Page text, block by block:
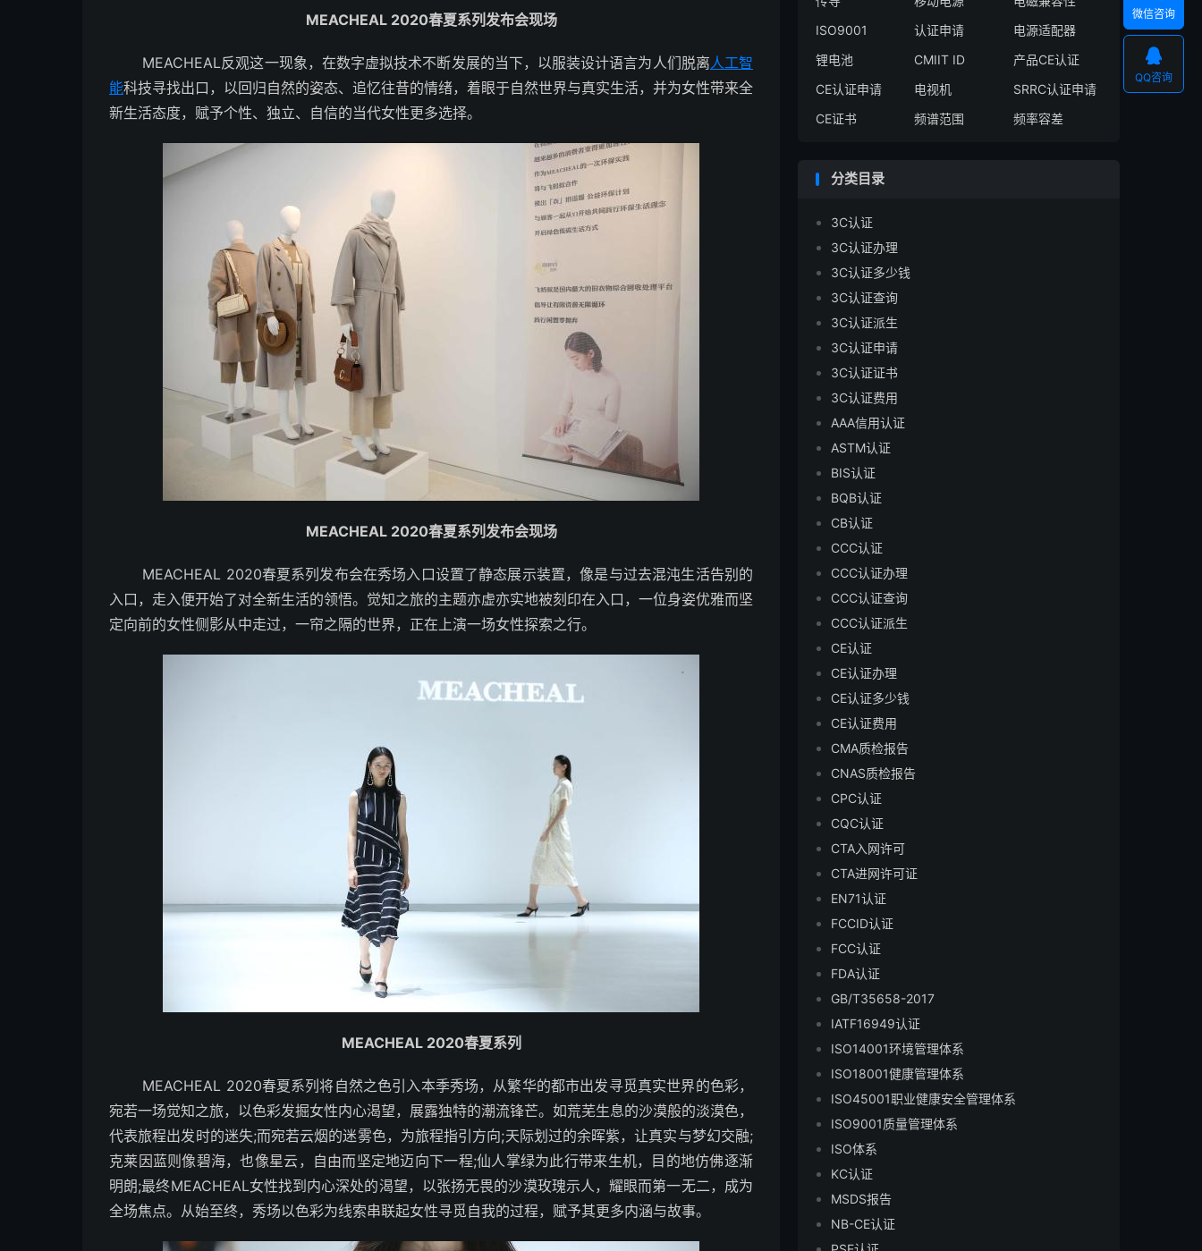
MEACHEAL 2020春夏系列发布会现场
MEACHEAL反观这一现象，在数字虚拟技术不断发展的当下，以服装设计语言为人们脱离人工智
能科技寻找出口，以回归自然的姿态、追忆往昔的情绪，着眼于自然世界与真实生活，并为女性带来全
新生活态度，赋予个性、独立、自信的当代女性更多选择。
MEACHEAL 2020春夏系列发布会现场
MEACHEAL 2020春夏系列发布会在秀场入口设置了静态展示装置，像是与过去混沌生活告别的
入口，走入便开始了对全新生活的领悟。觉知之旅的主题亦虚亦实地被刻印在入口，一位身姿优雅而坚
定向前的女性侧影从中走过，一帘之隔的世界，正在上演一场女性探索之行。
MEACHEAL 2020春夏系列
MEACHEAL 2020春夏系列将自然之色引入本季秀场，从繁华的都市出发寻觅真实世界的色彩，
宛若一场觉知之旅，以色彩发掘女性内心渴望，展露独特的潮流锋芒。如荒芜生息的沙漠般的淡漠色，
代表旅程出发时的迷失;而宛若云烟的迷雾色，为旅程指引方向;天际划过的余晖紫，让真实与梦幻交融;
克莱因蓝则像碧海，也像星云，自由而坚定地迈向下一程;仙人掌绿为此行带来生机，目的地仿佛逐渐
明朗;最终MEACHEAL女性找到内心深处的渴望，以张扬无畏的沙漠玫瑰示人，耀眼而第一无二，成为
全场焦点。从始至终，秀场以色彩为线索串联起女性寻觅自我的过程，赋予其更多内涵与故事。
ISO9001
认证申请
电源适配器
锂电池
CMIIT ID
产品CE认证
CE认证申请
电视机
SRRC认证申请
CE证书
频谱范围 频率容差
分类目录
3C认证
3C认证办理
3C认证多少钱
3C认证查询
3C认证派生
3C认证申请
3C认证证书
3C认证费用
AAA信用认证
ASTM认证
BIS认证
BQB认证
CB认证
CCC认证
CCC认证办理
CCC认证查询
CCC认证派生
CE认证
CE认证办理
CE认证多少钱
CE认证费用
CMA质检报告
CNAS质检报告
CPC认证
CQC认证
CTA入网许可
CTA进网许可证
EN71认证
FCCID认证
FCC认证
FDA认证
GB/T35658-2017
IATF16949认证
ISO14001环境管理体系
ISO18001健康管理体系
ISO45001职业健康安全管理体系
ISO9001质量管理体系
ISO体系
KC认证
MSDS报告
NB-CE认证
微信咨询

QQ咨询